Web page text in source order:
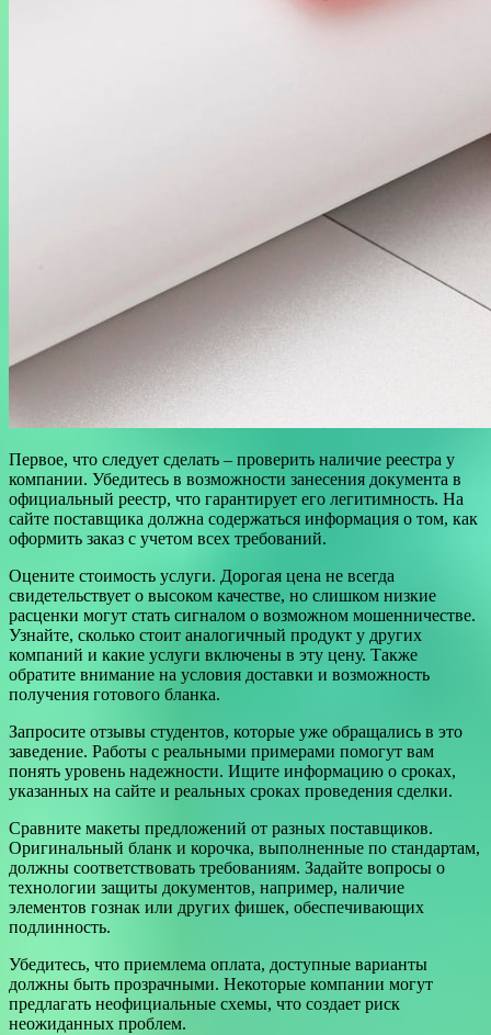
Первое, что следует сделать – проверить наличие реестра у
компании. Убедитесь в возможности занесения документа в
официальный реестр, что гарантирует его легитимность. На
сайте поставщика должна содержаться информация о том, как
оформить заказ с учетом всех требований.
Оцените стоимость услуги. Дорогая цена не всегда
свидетельствует о высоком качестве, но слишком низкие
расценки могут стать сигналом о возможном мошенничестве.
Узнайте, сколько стоит аналогичный продукт у других
компаний и какие услуги включены в эту цену. Также
обратите внимание на условия доставки и возможность
получения готового бланка.
Запросите отзывы студентов, которые уже обращались в это
заведение. Работы с реальными примерами помогут вам
понять уровень надежности. Ищите информацию о сроках,
указанных на сайте и реальных сроках проведения сделки.
Сравните макеты предложений от разных поставщиков.
Оригинальный бланк и корочка, выполненные по стандартам,
должны соответствовать требованиям. Задайте вопросы о
технологии защиты документов, например, наличие
элементов гознак или других фишек, обеспечивающих
подлинность.
Убедитесь, что приемлема оплата, доступные варианты
должны быть прозрачными. Некоторые компании могут
предлагать неофициальные схемы, что создает риск
неожиданных проблем.